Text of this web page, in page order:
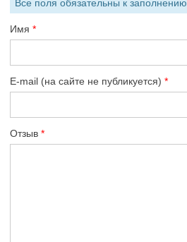
Все поля обязательны к заполнению
Имя
E-mail (на сайте не публикуется)
Отзыв